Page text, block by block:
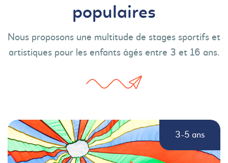
populaires
Nous proposons une multitude de stages sportifs et
artistiques pour les enfants âgés entre 3 et 16 ans.
3-5 ans